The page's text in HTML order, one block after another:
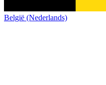
België (Nederlands)